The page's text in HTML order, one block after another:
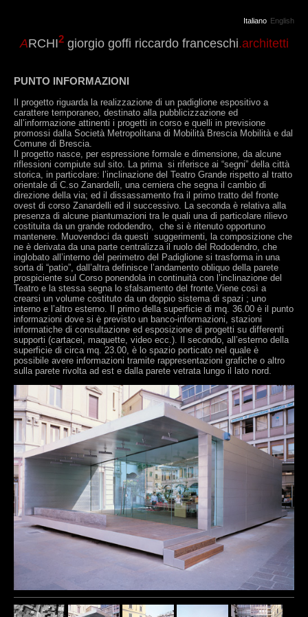
ARCHI2giorgio goffi riccardo franceschi.architetti
Italiano English
PUNTO INFORMAZIONI
Il progetto riguarda la realizzazione di un padiglione espositivo a
carattere temporaneo, destinato alla pubblicizzazione ed
all’informazione attinenti i progetti in corso e quelli in previsione
promossi dalla Società Metropolitana di Mobilità Brescia Mobilità e dal
Comune di Brescia.
Il progetto nasce, per espressione formale e dimensione, da alcune
riflessioni compiute sul sito. La prima si riferisce ai “segni” della città
storica, in particolare: l’inclinazione del Teatro Grande rispetto al tratto
orientale di C.so Zanardelli, una cerniera che segna il cambio di
direzione della via; ed il dissassamento fra il primo tratto del fronte
ovest di corso Zanardelli ed il successivo. La seconda è relativa alla
presenza di alcune piantumazioni tra le quali una di particolare rilievo
costituita da un grande rododendro, che si è ritenuto opportuno
mantenere. Muovendoci da questi suggerimenti, la composizione che
ne è derivata da una parte centralizza il ruolo del Rododendro, che
inglobato all’interno del perimetro del Padiglione si trasforma in una
sorta di “patio”, dall’altra definisce l’andamento obliquo della parete
prospiciente sul Corso ponendola in continuità con l’inclinazione del
Teatro e la stessa segna lo sfalsamento del fronte.Viene così a
crearsi un volume costituto da un doppio sistema di spazi ; uno
interno e l’altro esterno. Il primo della superficie di mq. 36.00 è il punto
informazioni dove si è previsto un banco-informazioni, stazioni
informatiche di consultazione ed esposizione di progetti su differenti
supporti (cartacei, maquette, video ecc.). Il secondo, all’esterno della
superficie di circa mq. 23.00, è lo spazio porticato nel quale è
possibile avere informazioni tramite rappresentazioni grafiche o altro
sulla parete rivolta ad est e dalla parete vetrata lungo il lato nord.